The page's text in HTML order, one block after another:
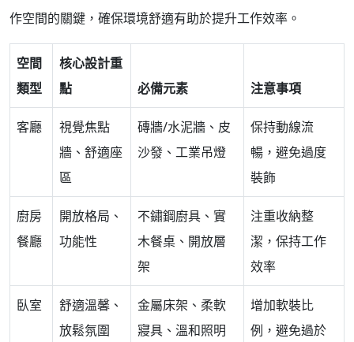
作空間的關鍵，確保環境舒適有助於提升工作效率。
空間
類型
核心設計重
點
必備元素 注意事項
客廳
視覺焦點
牆、舒適座
區
磚牆/水泥牆、皮
沙發、工業吊燈
保持動線流
暢，避免過度
裝飾
廚房
餐廳
開放格局、
功能性
不鏽鋼廚具、實
木餐桌、開放層
架
注重收納整
潔，保持工作
效率
臥室
舒適溫馨、
放鬆氛圍
金屬床架、柔軟
寢具、溫和照明
增加軟裝比
例，避免過於